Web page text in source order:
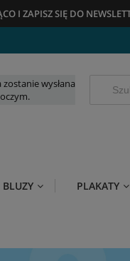
I ZAPISZ SIĘ DO
zostanie wysłana
BLUZY PLAKATY